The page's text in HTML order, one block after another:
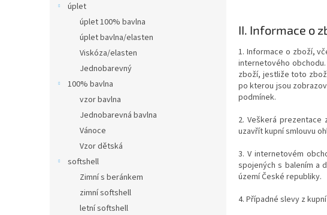
úplet
úplet 100% bavlna
úplet bavlna/elasten
Viskóza/elasten
Jednobarevný
100% bavlna
vzor bavlna
Jednobarevná bavlna
Vánoce
Vzor dětská
softshell
Zimní s beránkem
zimní softshell
letní softshell
II. Informace o
1. Informace o zboží,
internetového
zboží, jestliže toto
po kterou jsou
podmínek.
2. Veškerá
uzavřít kupní smlouvu
3. V internetovém
spojených s balením a
území České republiky.
4. Případné slevy z